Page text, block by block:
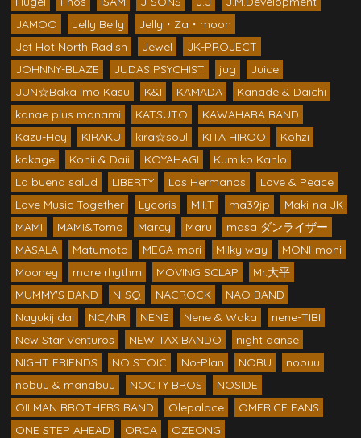
JAMOO
Jelly Belly
Jelly・Za・moon
Jet Hot North Radish
Jewel
JK-PROJECT
JOHNNY-BLAZE
JUDAS PSYCHIST jug
Juice
JUN☆Baka Imo Kasu
K&I KAMADA
Kanade & Daichi
kanae plus manami
KATSUTO
KAWAHARA BAND
Kazu-Hey
KIRAKU kira☆soul KITA HIROO
Kohzi
kokage
Konii & Daii KOYAHAGI
Kumiko Kahlo
La buena salud
LIBERTY Los Hermanos
Love & Peace
Love Music Together
Lycoris M.I.T ma39jp
Maki-na JK
MAMI
MAMI&Tomo Marcy Maru
masa ダンライザー
MASALA
Matumoto MEGA-mori Milky way
MONI-moni
Mooney
more rhythm MOVING SCLAP
Mr.大平
MUMMY'S BAND
N-SQ NACROCK
NAO BAND
Nayukijidai
NC/NR NENE Nene & Waka
nene-TIBI
New Star Venturos
NEW TAX BANDO
night danse
NIGHT FRIENDS
NO STOIC No-Plan NOBU
nobuu
nobuu & manabuu
NOCTY BROS
NOSIDE
OILMAN BROTHERS BAND
Olepalace
OMERICE FANS
ONE STEP AHEAD
ORCA
OZEONG